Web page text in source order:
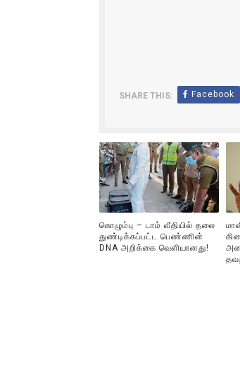
தியாகதீபம்
ஐ.நா
இளையராஜா
32 CM விநோத
வலிமை தான்
SHARE THIS: Facebook
கொழும்பு – டாம் வீதியில் தலை
துண்டிக்கப்பட்ட பெண்ணின்
DNA அறிக்கை வௌியானது!